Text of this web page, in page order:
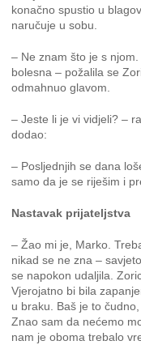
konačno spustio u
naručuje u sobu.
– Ne znam što je s
bolesna – požalila se
odmahnuo glavom.
– Jeste li je vi vidjeli? –
dodao:
– Posljednjih se dana
samo da je se riješim i
Nastavak prijateljstva
– Žao mi je, Marko.
nikad se ne zna –
se napokon udaljila.
Vjerojatno bi bila
u braku. Baš je to
Znao sam da nećemo
nam je oboma trebalo